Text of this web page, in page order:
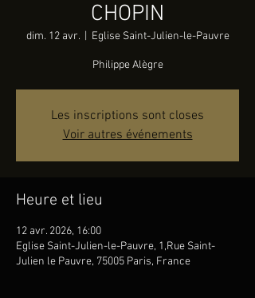
CHOPIN
dim. 12 avr.
  |
Eglise Saint-Julien-le-Pauvre
Philippe Alègre
Les inscriptions sont closes
Voir autres événements
Heure et lieu
12 avr. 2026, 16:00
Eglise Saint-Julien-le-Pauvre, 1,Rue Saint-
Julien le Pauvre, 75005 Paris, France